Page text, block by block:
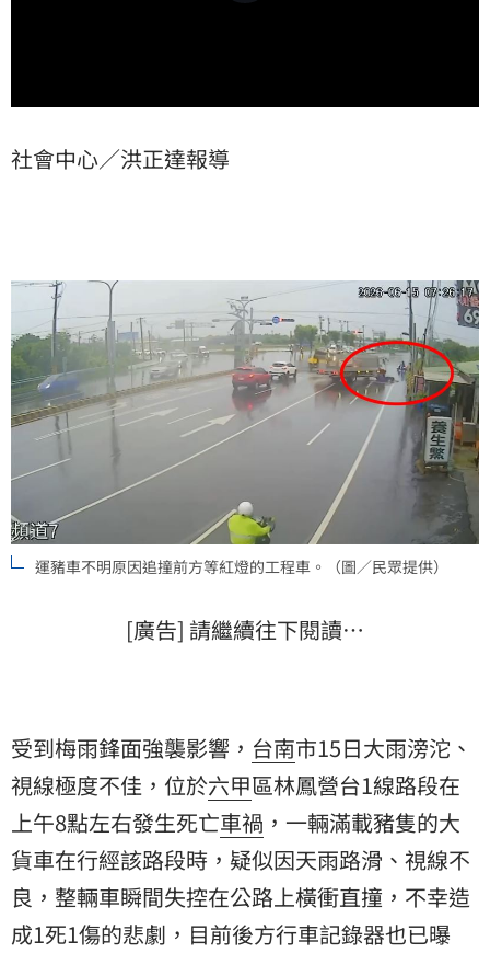
社會中心／洪正達報導
運豬車不明原因追撞前方等紅燈的工程車。（圖／民眾提供）
[廣告] 請繼續往下閱讀…
受到梅雨鋒面強襲影響， 台南市15日大雨滂沱、
視線極度不佳，位於六甲區林鳳營台1線路段在
上午8點左右發生死亡車禍 ，一輛滿載豬隻的大
貨車在行經該路段時，疑似因天雨路滑、視線不
良，整輛車瞬間失控在公路上橫衝直撞，不幸造
成1死1傷的悲劇，目前後方行車記錄器也已曝